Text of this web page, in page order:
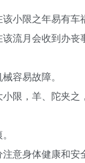
小限之年易有车
流月会收到办
容易故障。
限，羊、陀夹
意身体健康和安